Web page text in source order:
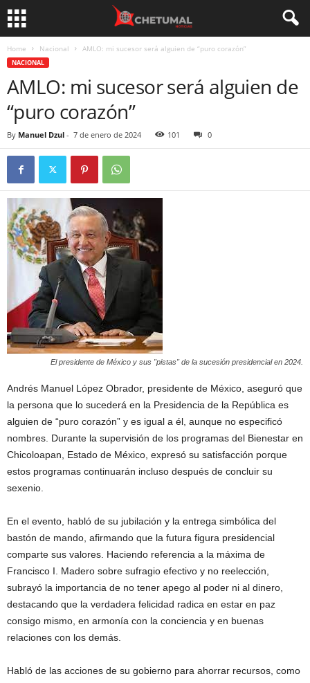
Home Nacional AMLO: mi sucesor será alguien de “puro corazón”
NACIONAL
AMLO: mi sucesor será alguien de
“puro corazón”
By Manuel Dzul - 7 de enero de 2024 101 0
El presidente de México y sus "pistas" de la sucesión presidencial en 2024.
Andrés Manuel López Obrador, presidente de México, aseguró que
la persona que lo sucederá en la Presidencia de la República es
alguien de “puro corazón” y es igual a él, aunque no especificó
nombres. Durante la supervisión de los programas del Bienestar en
Chicoloapan, Estado de México, expresó su satisfacción porque
estos programas continuarán incluso después de concluir su
sexenio.
En el evento, habló de su jubilación y la entrega simbólica del
bastón de mando, afirmando que la futura figura presidencial
comparte sus valores. Haciendo referencia a la máxima de
Francisco I. Madero sobre sufragio efectivo y no reelección,
subrayó la importancia de no tener apego al poder ni al dinero,
destacando que la verdadera felicidad radica en estar en paz
consigo mismo, en armonía con la conciencia y en buenas
relaciones con los demás.
Habló de las acciones de su gobierno para ahorrar recursos, como